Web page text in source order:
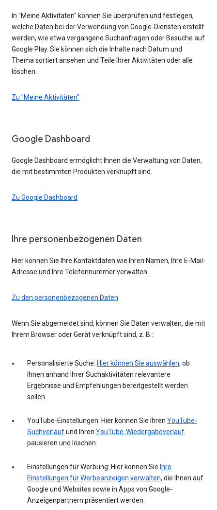
In "Meine Aktivitäten" können Sie überprüfen und festlegen,
welche Daten bei der Verwendung von Google-Diensten erstellt
werden, wie etwa vergangene Suchanfragen oder Besuche auf
Google Play. Sie können sich die Inhalte nach Datum und
Thema sortiert ansehen und Teile Ihrer Aktivitäten oder alle
löschen.
Zu "Meine Aktivitäten"
Google Dashboard
Google Dashboard ermöglicht Ihnen die Verwaltung von Daten,
die mit bestimmten Produkten verknüpft sind.
Zu Google Dashboard
Ihre personenbezogenen Daten
Hier können Sie Ihre Kontaktdaten wie Ihren Namen, Ihre E-Mail-
Adresse und Ihre Telefonnummer verwalten.
Zu den personenbezogenen Daten
Wenn Sie abgemeldet sind, können Sie Daten verwalten, die mit
Ihrem Browser oder Gerät verknüpft sind, z. B.:
Personalisierte Suche: Hier können Sie auswählen, ob
Ihnen anhand Ihrer Suchaktivitäten relevantere
Ergebnisse und Empfehlungen bereitgestellt werden
sollen.
YouTube-Einstellungen: Hier können Sie Ihren YouTube-
Suchverlaufund Ihren YouTube-Wiedergabeverlauf
pausieren und löschen.
Einstellungen für Werbung: Hier können Sie Ihre
Einstellungen für Werbeanzeigen verwalten, die Ihnen auf
Google und Websites sowie in Apps von Google-
Anzeigenpartnern präsentiert werden.